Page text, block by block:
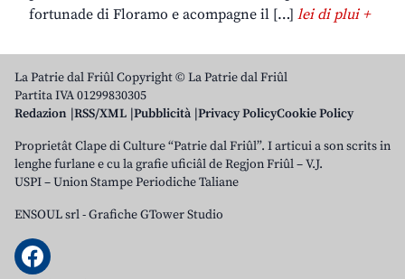
fortunade di Floramo e acompagne il […] lei di plui +
La Patrie dal Friûl Copyright © La Patrie dal Friûl
Partita IVA 01299830305
Redazion RSS/XML Pubblicità Privacy PolicyCookie Policy
Proprietât Clape di Culture “Patrie dal Friûl”. I articui a son scrits in
lenghe furlane e cu la grafie uficiâl de Regjon Friûl – V.J.
USPI – Union Stampe Periodiche Taliane
ENSOUL srl-Grafiche GTower Studio